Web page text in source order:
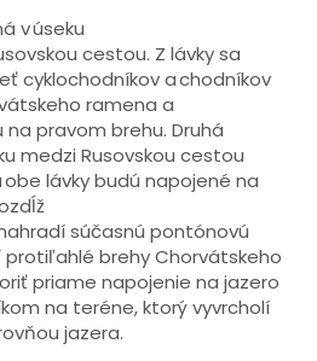
v úseku
cestou. Z lávky sa
cyklochodníkov a chodníkov
ramena a
na pravom brehu. Druhá
medzi Rusovskou cestou
lávky budú napojené na
súčasnú pontónovú
brehy Chorvátskeho
priame napojenie na jazero
na teréne, ktorý vyvrcholí
jazera.